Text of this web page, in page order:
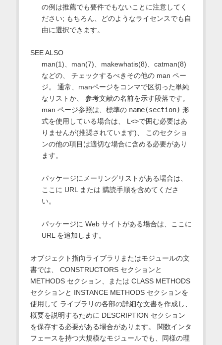
の例は推薦でも要件でもないことに注意してく
ださい; もちろん、どのようなライセンスでも自
由に選択できます。
SEE ALSO
man(1)、man(7)、makewhatis(8)、catman(8)
などの、 チェックするべきその他の man ペー
ジ。 通常、manページをコンマで区切った単純
なリストか、 参考文献の名前を示す段落です。
man ページ参照は、標準の name(section) 形
式を使用している場合は、 L<>で囲む必要はあ
りませんが(推奨されています)、 このセクショ
ンの他の項目は適切な場合に含める必要があり
ます。
パッケージにメーリングリストがある場合は、
ここに URL または 購読手順を含めてくださ
い。
パッケージに Web サイトがある場合は、ここに
URL を追加します。
オブジェクト指向ライブラリまたはモジュールの文
書では、 CONSTRUCTORS セクションと
METHODS セクション、または CLASS METHODS
セクションと INSTANCE METHODS セクションを
使用して ライブラリの各部の詳細な文書を作成し、
概要を説明するために DESCRIPTION セクション
を保存する必要がある場合があります。 関数インタ
フェースを持つ大規模なモジュールでも、同様の理